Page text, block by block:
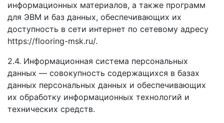
информационных материалов, а также программ
для ЭВМ и баз данных, обеспечивающих их
доступность в сети интернет по сетевому адресу
https://flooring-msk.ru/.
2.4. Информационная система персональных
данных — совокупность содержащихся в базах
данных персональных данных и обеспечивающих
их обработку информационных технологий и
технических средств.